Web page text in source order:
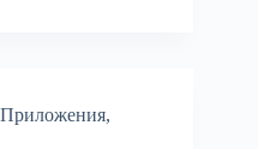
Приложения,